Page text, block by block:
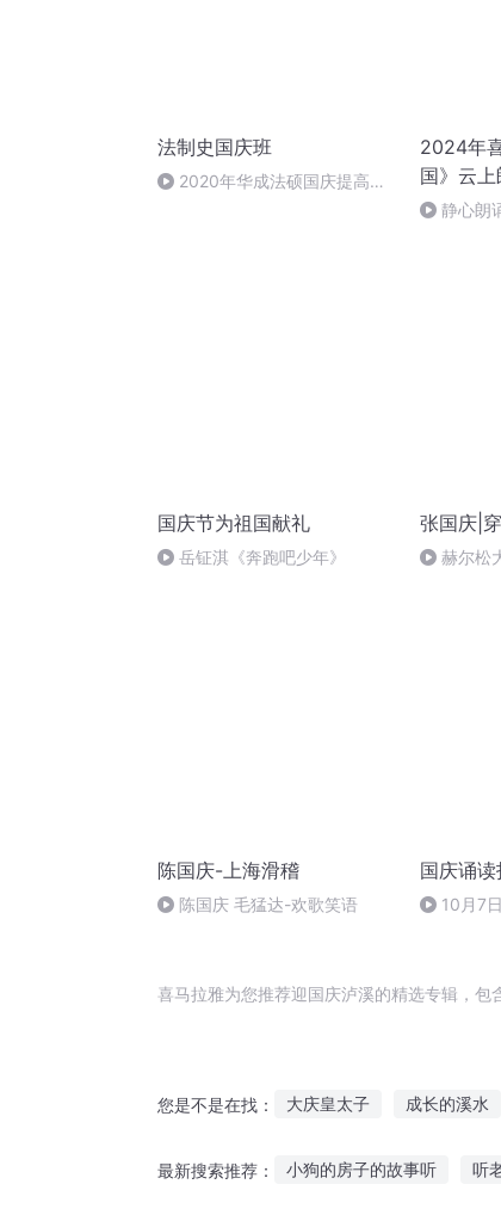
法制史国庆班
2020年华成法硕国庆提高班
2024年
国》云
静心朗
国庆节为祖国献礼
岳钲淇《奔跑吧少年》
张国庆|
赫尔松
陈国庆-上海滑稽
陈国庆 毛猛达-欢歌笑语
国庆诵
10月7
喜马拉雅为您推荐迎国庆泸溪的精选专辑，包
您是不是在找： 大庆皇太子 成长的溪水
最新搜索推荐： 小狗的房子的故事听 听